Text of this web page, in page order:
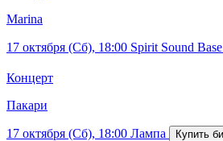
Marina
17 октября (Сб), 18:00 Spirit Sound Base
Концерт
Пакари
17 октября (Сб), 18:00 Лампа